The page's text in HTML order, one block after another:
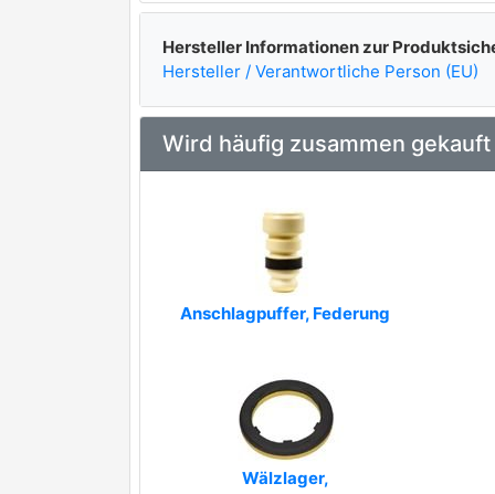
Hersteller Informationen zur
Hersteller / Verantwortliche Person (EU)
Wird häufig zusammen gekauft
Anschlagpuffer, Federung
Wälzlager,